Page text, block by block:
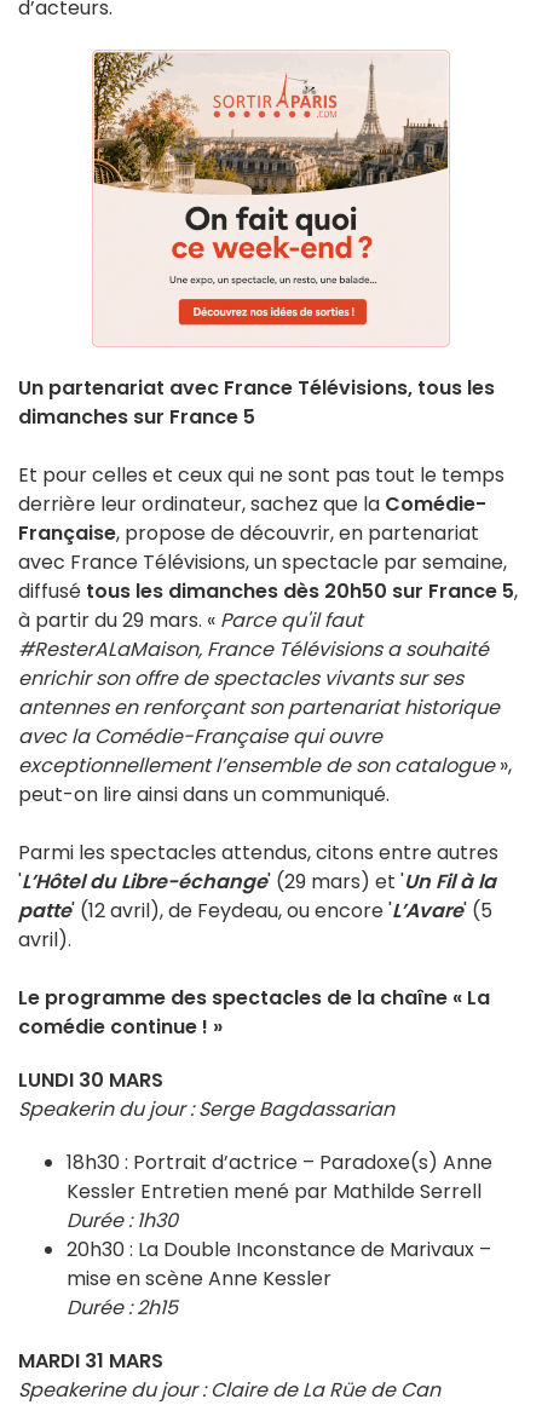
d’acteurs.
Un partenariat avec France Télévisions, tous les
dimanches sur France 5
Et pour celles et ceux qui ne sont pas tout le temps
derrière leur ordinateur, sachez que la Comédie-
Française, propose de découvrir, en partenariat
avec France Télévisions, un spectacle par semaine,
diffusé tous les dimanches dès 20h50 sur France 5,
à partir du 29 mars. « Parce qu'il faut
#ResterALaMaison, France Télévisions a souhaité
enrichir son offre de spectacles vivants sur ses
antennes en renforçant son partenariat historique
avec la Comédie-Française qui ouvre
exceptionnellement l’ensemble de son catalogue»,
peut-on lire ainsi dans un communiqué.
Parmi les spectacles attendus, citons entre autres
'L’Hôtel du Libre-échange' (29 mars) et 'Un Fil à la
patte' (12 avril), de Feydeau, ou encore 'L’Avare' (5
avril).
Le programme des spectacles de la chaîne « La
comédie continue ! »
LUNDI 30 MARS
Speakerin du jour : Serge Bagdassarian
18h30 : Portrait d’actrice – Paradoxe(s) Anne
Kessler Entretien mené par Mathilde Serrell
Durée : 1h30
20h30 : La Double Inconstance de Marivaux –
mise en scène Anne Kessler
Durée : 2h15
MARDI 31 MARS
Speakerine du jour : Claire de La Rüe de Can